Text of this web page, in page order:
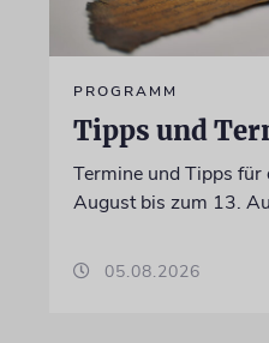
PROGRAMM
Tipps und
Termine und Tipps für
August bis zum 13.
05.08.2026